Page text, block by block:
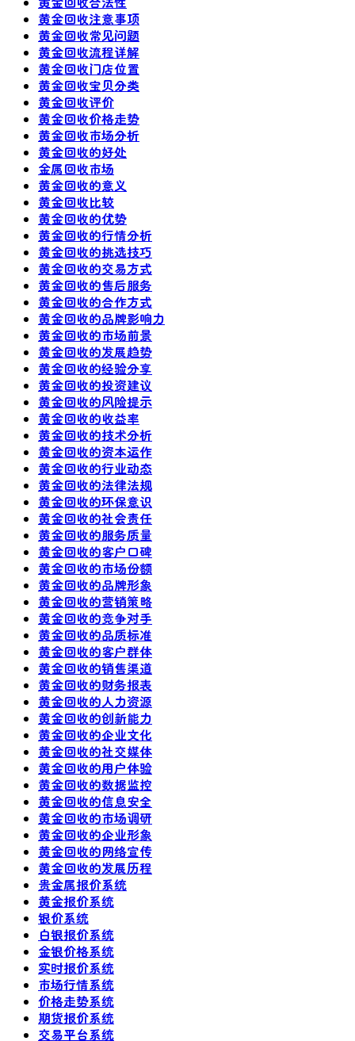
黄金回收注意事项
黄金回收常见问题
黄金回收流程详解
黄金回收门店位置
黄金回收宝贝分类
黄金回收评价
黄金回收价格走势
黄金回收市场分析
黄金回收的好处
金属回收市场
黄金回收的意义
黄金回收比较
黄金回收的优势
黄金回收的行情分析
黄金回收的挑选技巧
黄金回收的交易方式
黄金回收的售后服务
黄金回收的合作方式
黄金回收的品牌影响力
黄金回收的市场前景
黄金回收的发展趋势
黄金回收的经验分享
黄金回收的投资建议
黄金回收的风险提示
黄金回收的收益率
黄金回收的技术分析
黄金回收的资本运作
黄金回收的行业动态
黄金回收的法律法规
黄金回收的环保意识
黄金回收的社会责任
黄金回收的服务质量
黄金回收的客户口碑
黄金回收的市场份额
黄金回收的品牌形象
黄金回收的营销策略
黄金回收的竞争对手
黄金回收的品质标准
黄金回收的客户群体
黄金回收的销售渠道
黄金回收的财务报表
黄金回收的人力资源
黄金回收的创新能力
黄金回收的企业文化
黄金回收的社交媒体
黄金回收的用户体验
黄金回收的数据监控
黄金回收的信息安全
黄金回收的市场调研
黄金回收的企业形象
黄金回收的网络宣传
黄金回收的发展历程
贵金属报价系统
黄金报价系统
银价系统
白银报价系统
金银价格系统
实时报价系统
市场行情系统
价格走势系统
期货报价系统
交易平台系统